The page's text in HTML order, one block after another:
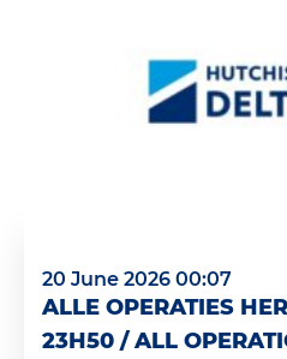
20 June 2026 00:07
ALLE OPERATIES
23H50 / ALL